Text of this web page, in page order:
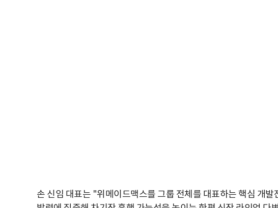
손 신임 대표는 "위메이드맥스를 그룹 전체를 대표하는 핵심 개